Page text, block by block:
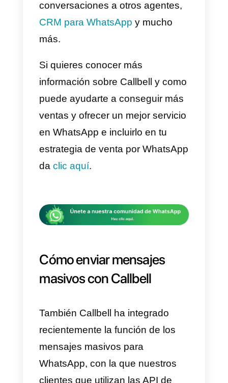
Seguramente sí. Por esta razón
te animamos a potenciar tu
sociales. Con Facebook e
Instagram puedes llegar a miles
de personas de forma orgánica
como de forma paga. Además te
ofrecen la posibilidad de que
cuenta de WhatsApp y esto
negocio.
Tiktokpara potenciar las
conversaciones entrantes en tu
WhatsApp. Ya que estas redes
suelen llegar a muchas personas